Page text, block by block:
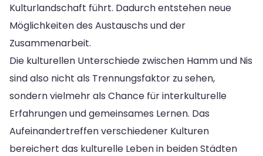
Kulturlandschaft führt. Dadurch entstehen neue
Möglichkeiten des Austauschs und der
Zusammenarbeit.
Die kulturellen Unterschiede zwischen Hamm und Nis
sind also nicht als Trennungsfaktor zu sehen,
sondern vielmehr als Chance für interkulturelle
Erfahrungen und gemeinsames Lernen. Das
Aufeinandertreffen verschiedener Kulturen
bereichert das kulturelle Leben in beiden Städten